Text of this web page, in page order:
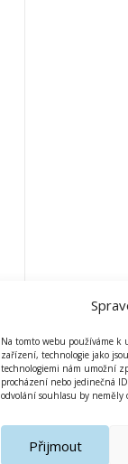
Na tomto webu používáme
zařízení, technologie jako
technologiemi nám umožní
procházení nebo jedinečná
odvolání souhlasu by
Přijmout